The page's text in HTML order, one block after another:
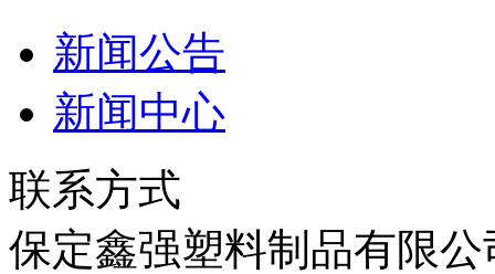
新闻公告
新闻中心
联系方式
保定鑫强塑料制品有限公